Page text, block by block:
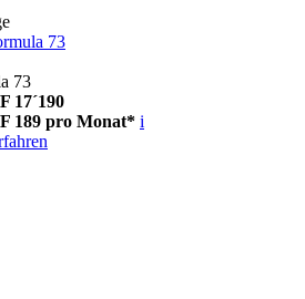
73
73
17´190
189 pro Monat* i